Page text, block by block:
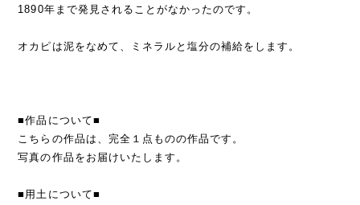
1890年まで発見されることがなかったのです。
オカピは泥をなめて、ミネラルと塩分の補給をします。
■作品について■
こちらの作品は、完全１点ものの作品です。
写真の作品をお届けいたします。
■用土について■